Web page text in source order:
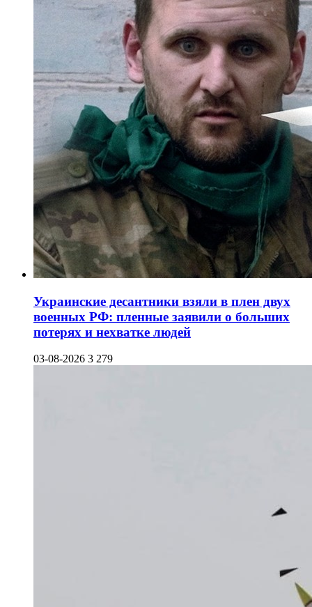
Украинские десантники взяли в плен двух
военных РФ: пленные заявили о больших
потерях и нехватке людей
03-08-2026 3 279